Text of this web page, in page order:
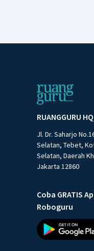
RUANGGURU HQ
Jl. Dr. Saharjo
Selatan, Tebet,
Selatan, Daerah
Jakarta 12860
Coba GRATIS
Roboguru